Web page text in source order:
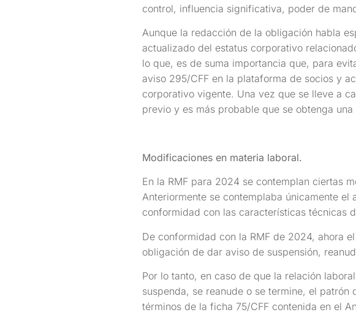
control, influencia significativa, poder de
Aunque la redacción de la obligación habla
actualizado del estatus corporativo
lo que, es de suma importancia que, para
aviso 295/CFF en la plataforma de socios y
corporativo vigente. Una vez que se lleve a
previo y es más probable que se obtenga
Modificaciones en materia laboral.
En la RMF para 2024 se contemplan ciertas
Anteriormente se contemplaba únicamente
conformidad con las características técnicas
De conformidad con la RMF de 2024, ahora
obligación de dar aviso de suspensión,
Por lo tanto, en caso de que la relación
suspenda, se reanude o se termine, el
términos de la ficha 75/CFF contenida en el